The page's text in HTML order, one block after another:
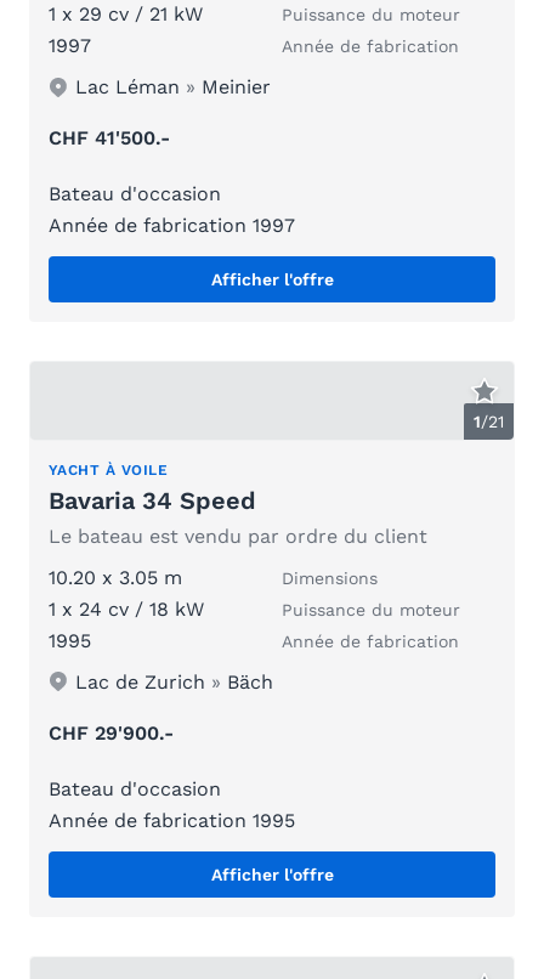
1 x 29 cv / 21 kW Puissance du moteur
1997 Année de fabrication
Lac Léman » Meinier
CHF 41'500.-
Bateau d'occasion
Année de fabrication 1997
Afficher l'offre
1/21
YACHT À VOILE
Bavaria 34 Speed
Le bateau est vendu par ordre du client
10.20 x 3.05 m
Dimensions
1 x 24 cv / 18 kW Puissance du moteur
1995 Année de fabrication
Lac de Zurich » Bäch
CHF 29'900.-
Bateau d'occasion
Année de fabrication 1995
Afficher l'offre